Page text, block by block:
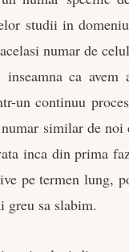
studii in
numar de
ca
un continuu
similar de noi
inca din prima
pe termen lung,
greu sa slabim.